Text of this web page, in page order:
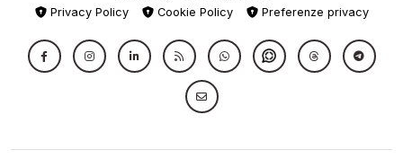
Privacy Policy
Cookie Policy Preferenze privacy